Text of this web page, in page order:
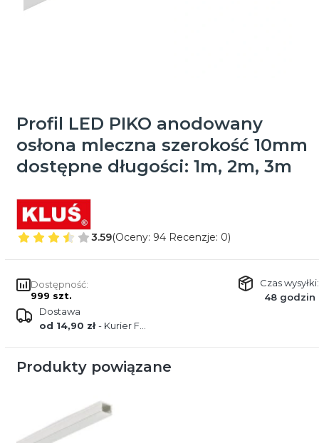
Profil LED PIKO anodowany
osłona mleczna szerokość 10mm
dostępne długości: 1m, 2m, 3m
3.59(Oceny: 94 Recenzje: 0)
Dostępność:
999 szt.
Czas wysyłki:
48 godzin
Dostawa
od 14,90 zł- Kurier FEDEX
Produkty powiązane